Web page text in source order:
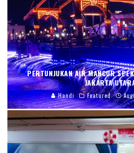
PERTUNJUKAN AIR MANCUR
JAKARTA
Handi Featured